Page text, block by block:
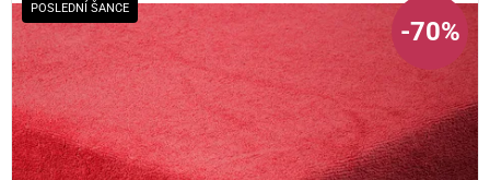
POSLEDNÍ ŠANCE
-70%